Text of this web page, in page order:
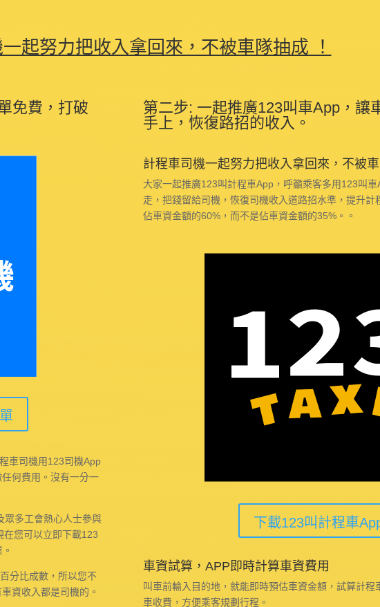
起努力把收入拿回來，不被車隊抽成 ！
免費，打破
車司機用123司機App
何費用。沒有一分一
眾多工會熱心人士參與
在您可以立即下載123
分比成數，所以您不
資收入都是司機的。
第二步: 一起推廣123叫車App，讓
手上，恢復路招的收入。
計程車司機一起努力把收入拿回來，不被
大家一起推廣123叫計程車App，呼籲乘客多用123叫
走，把錢留給司機，恢復司機收入道路招水準，提升計
佔車資金額的60%，而不是佔車資金額的35%。。
下載123叫計程車
車資試算，APP即時計算車資費用
叫車前輸入目的地，就能即時預估車資金額，試算計程
車收費，方便乘客規劃行程。